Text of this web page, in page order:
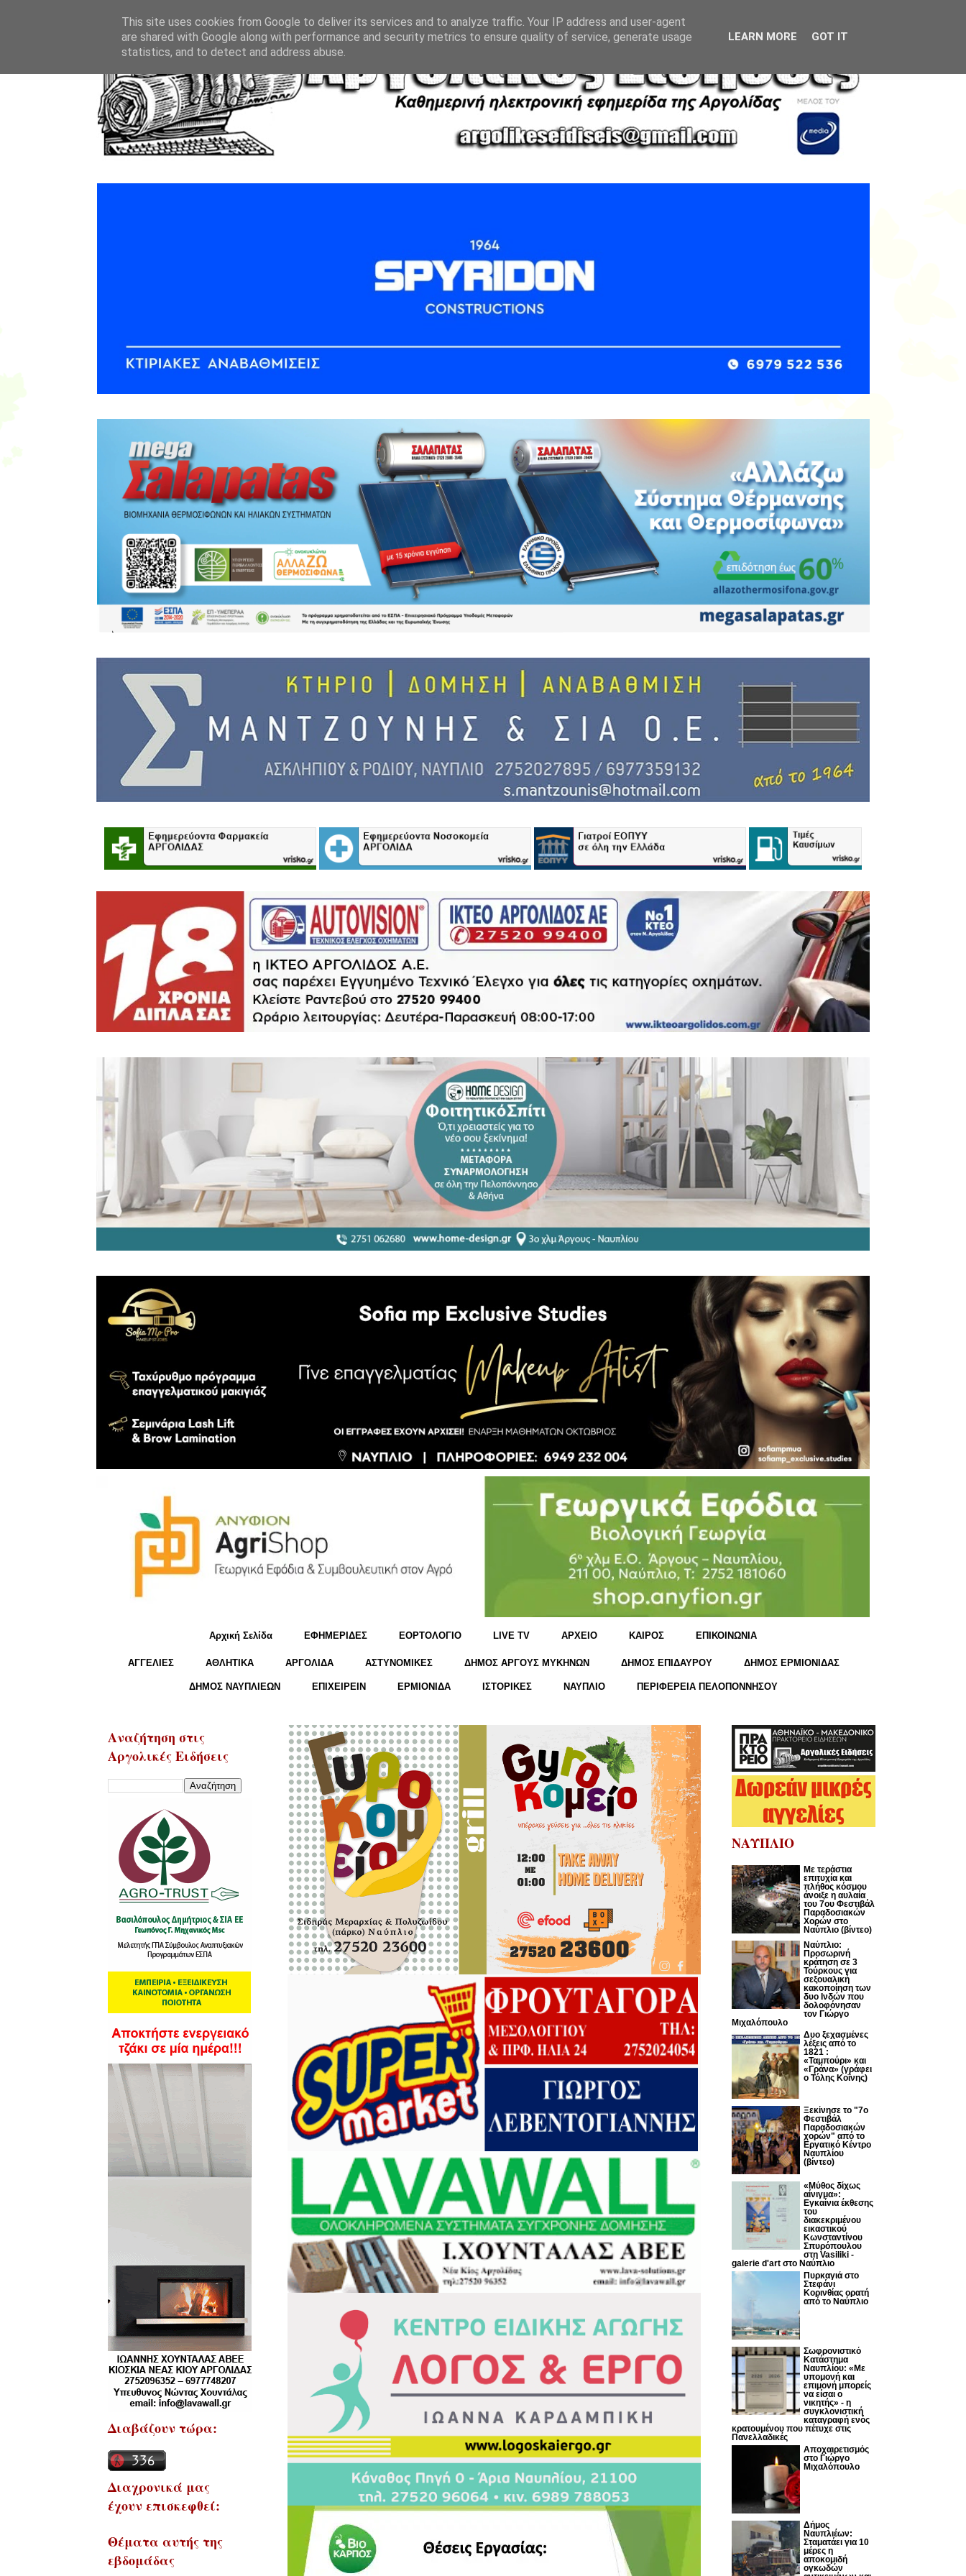
Αρχική Σελίδα ΕΦΗΜΕΡΙΔΕΣ ΕΟΡΤΟΛΟΓΙΟ LIVE TV ΑΡΧΕΙΟ KΑΙΡΟΣ ΕΠΙΚΟΙΝΩΝΙΑ
ΑΓΓΕΛΙΕΣ ΑΘΛΗΤΙΚΑ ΑΡΓΟΛΙΔΑ ΑΣΤΥΝΟΜΙΚΕΣ ΔΗΜΟΣ ΑΡΓΟΥΣ ΜΥΚΗΝΩΝ ΔΗΜΟΣ ΕΠΙΔΑΥΡΟΥ ΔΗΜΟΣ ΕΡΜΙΟΝΙΔΑΣ
ΔΗΜΟΣ ΝΑΥΠΛΙΕΩΝ ΕΠΙΧΕΙΡΕΙΝ ΕΡΜΙΟΝΙΔΑ ΙΣΤΟΡΙΚΕΣ ΝΑΥΠΛΙΟ ΠΕΡΙΦΕΡΕΙΑ ΠΕΛΟΠΟΝΝΗΣΟΥ
Αναζήτηση στις
Αργολικές Ειδήσεις
Διαβάζουν τώρα:
Διαχρονικά μας
έχουν επισκεφθεί:
Θέματα αυτής της
εβδομάδας
ΝΑΥΠΛΙΟ
Με τεράστια
επιτυχία και
πλήθος κόσμου
άνοιξε η αυλαία
του 7ου Φεστιβάλ
Παραδοσιακών
Χορών στο
Ναύπλιο (βίντεο)
Ναύπλιο:
Προσωρινή
κράτηση σε 3
Τούρκους για
σεξουαλική
κακοποίηση των
δυο Ινδών που
δολοφόνησαν
τον Γιώργο
Μιχαλόπουλο
Δυο ξεχασμένες
λέξεις από το
1821 :
«Ταμπούρι» και
«Γράνα» (γράφει
ο Τόλης Κοΐνης)
Ξεκίνησε το "7ο
Φεστιβάλ
Παραδοσιακών
χορών" από το
Εργατικό Κέντρο
Ναυπλίου
(βίντεο)
«Μύθος δίχως
αίνιγμα»:
Εγκαίνια έκθεσης
του
διακεκριμένου
εικαστικού
Κωνσταντίνου
Σπυρόπουλου
στη Vasiliki -
galerie d'art στο Ναύπλιο
Πυρκαγιά στο
Στεφάνι
Κορινθίας ορατή
από το Ναύπλιο
Σωφρονιστικό
Κατάστημα
Ναυπλίου: «Με
υπομονή και
επιμονή μπορείς
να είσαι ο
νικητής» - η
συγκλονιστική
καταγραφή ενός
κρατουμένου που πέτυχε στις
Πανελλαδικές
Αποχαιρετισμός
στο Γιώργο
Μιχαλόπουλο
Δήμος
Ναυπλιέων:
Σταματάει για 10
μέρες η
αποκομιδή
ογκωδών
This site uses cookies from Google to deliver its services and to analyze traffic. Your IP address and user-agent
are shared with Google along with performance and security metrics to ensure quality of service, generate usage
statistics, and to detect and address abuse.
LEARN MORE GOT IT